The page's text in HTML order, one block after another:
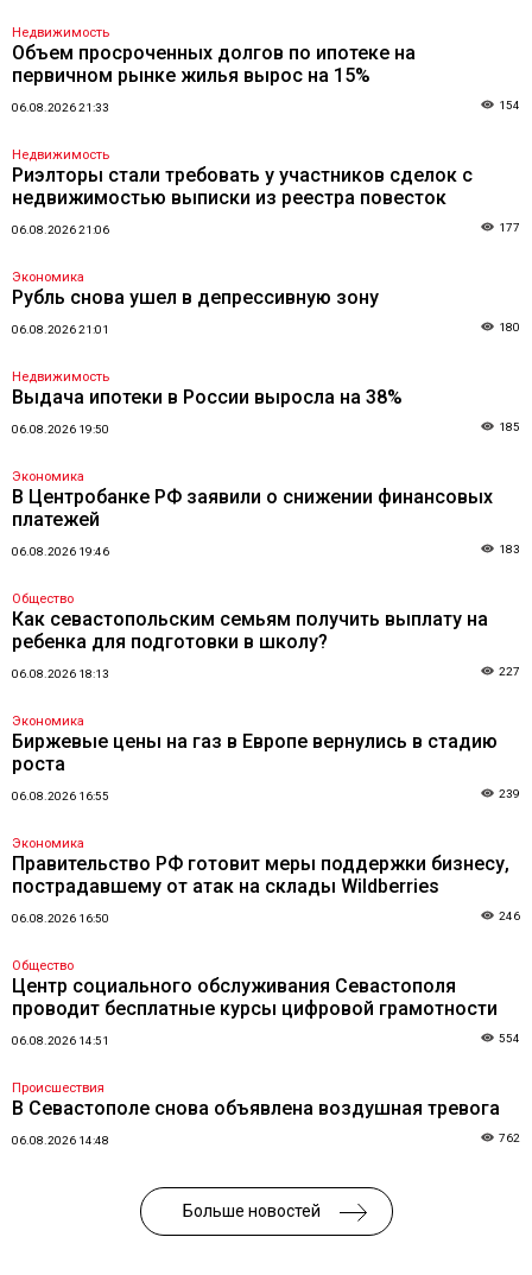
Недвижимость
Объем просроченных долгов по ипотеке на
первичном рынке жилья вырос на 15%
06.08.2026 21:33 154
Недвижимость
Риэлторы стали требовать у участников сделок с
недвижимостью выписки из реестра повесток
06.08.2026 21:06 177
Экономика
Рубль снова ушел в депрессивную зону
06.08.2026 21:01 180
Недвижимость
Выдача ипотеки в России выросла на 38%
06.08.2026 19:50 185
Экономика
В Центробанке РФ заявили о снижении финансовых
платежей
06.08.2026 19:46 183
Общество
Как севастопольским семьям получить выплату на
ребенка для подготовки в школу?
06.08.2026 18:13 227
Экономика
Биржевые цены на газ в Европе вернулись в стадию
роста
06.08.2026 16:55 239
Экономика
Правительство РФ готовит меры поддержки бизнесу,
пострадавшему от атак на склады Wildberries
06.08.2026 16:50 246
Общество
Центр социального обслуживания Севастополя
проводит бесплатные курсы цифровой грамотности
06.08.2026 14:51 554
Происшествия
В Севастополе снова объявлена воздушная тревога
06.08.2026 14:48 762
Больше новостей